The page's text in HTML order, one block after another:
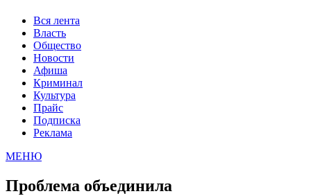
Вся лента
Власть
Общество
Новости
Афиша
Криминал
Культура
Прайс
Подписка
Реклама
МЕНЮ
Проблема объединила